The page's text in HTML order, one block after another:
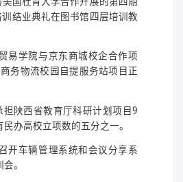
训结业典礼在图书馆四层培训教
易学院与京东商城校企合作项
务物流校园自提服务站项目正
担陕西省教育厅科研计划项目9
办高校立项数的五分之一。
开车辆管理系统和会议分享系
。